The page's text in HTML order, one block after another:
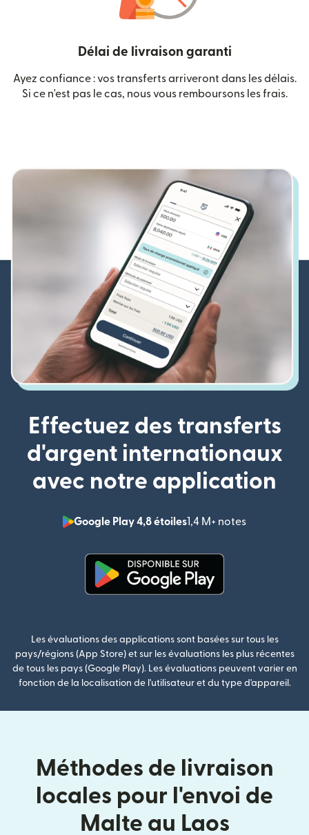
Délai de livraison garanti
Ayez confiance : vos transferts arriveront dans les délais.
Si ce n'est pas le cas, nous vous remboursons les frais.
Effectuez des transferts
d'argent internationaux
avec notre application
Google Play 4,8 étoiles1,4 M+ notes
Les évaluations des applications sont basées sur tous les
pays/régions (App Store) et sur les évaluations les plus récentes
de tous les pays (Google Play). Les évaluations peuvent varier en
fonction de la localisation de l'utilisateur et du type d'appareil.
Méthodes de livraison
locales pour l'envoi de
Malte au Laos